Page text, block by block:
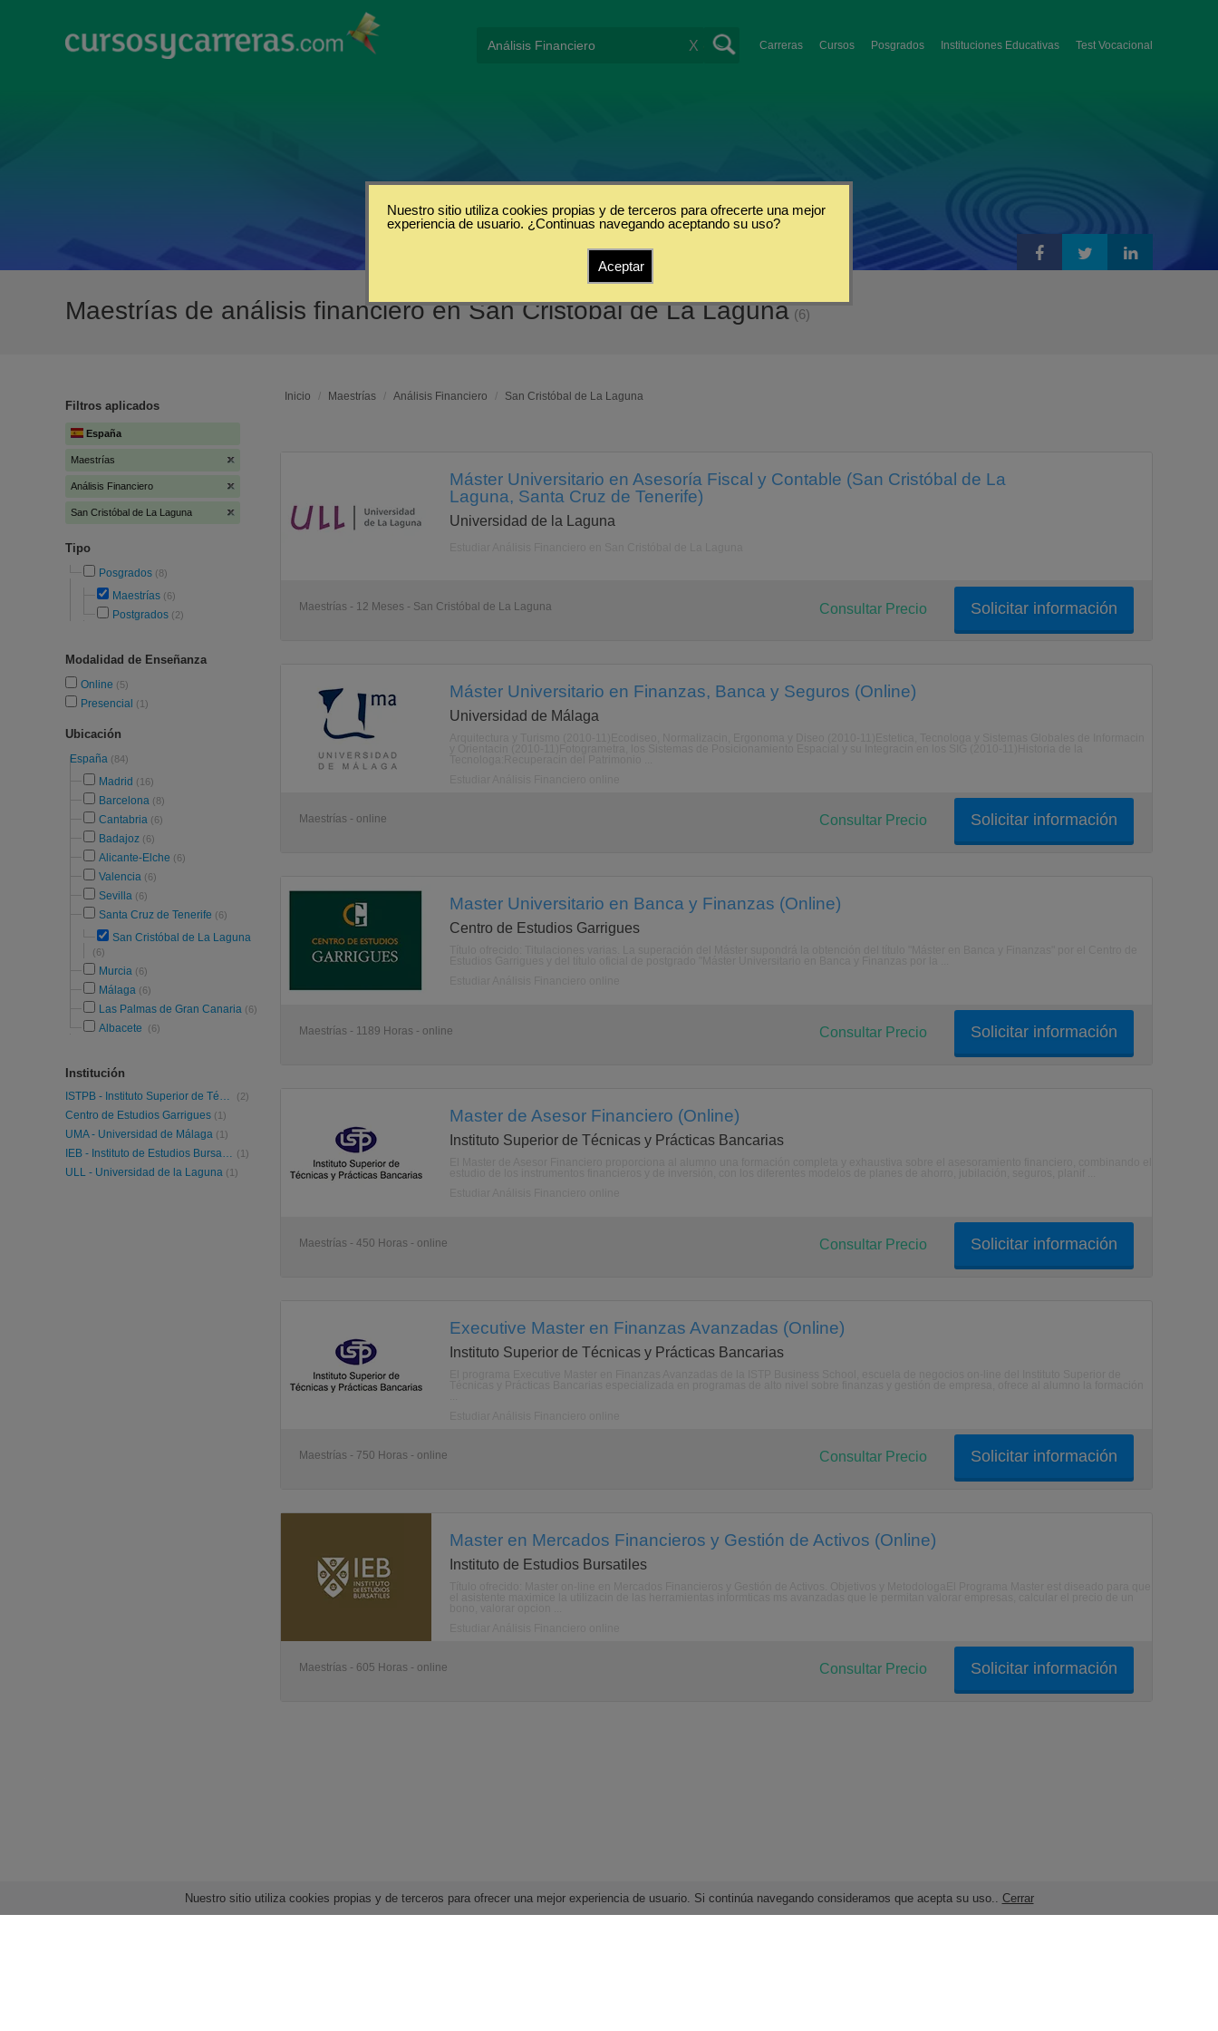
Nuestro sitio utiliza cookies propias y de terceros para ofrecer una mejor experiencia de usuario. Si continúa navegando consideramos que acepta su uso.. Cerrar
Carreras Cursos Posgrados Instituciones Educativas Test Vocacional
X
Maestrías de análisis financiero en San Cristóbal de La Laguna (6)
Filtros aplicados
España
Maestrías
Análisis Financiero
San Cristóbal de La Laguna
Tipo
Posgrados (8)
Maestrías (6)
Postgrados (2)
Modalidad de Enseñanza
Online (5)
Presencial (1)
Ubicación
España (84)
Madrid (16)
Barcelona (8)
Cantabria (6)
Badajoz (6)
Alicante-Elche (6)
Valencia (6)
Sevilla (6)
Santa Cruz de Tenerife (6)
San Cristóbal de La Laguna
(6)
Murcia (6)
Málaga (6)
Las Palmas de Gran Canaria (6)
Albacete (6)
Institución
ISTPB - Instituto Superior de Técnicas y Prácticas Bancarias (2)
Centro de Estudios Garrigues (1)
UMA - Universidad de Málaga (1)
IEB - Instituto de Estudios Bursatiles (1)
ULL - Universidad de la Laguna (1)
Inicio / Maestrías / Análisis Financiero / San Cristóbal de La Laguna
Máster Universitario en Asesoría Fiscal y Contable (San Cristóbal de La
Laguna, Santa Cruz de Tenerife)
Universidad de la Laguna
Maestrías - 12 Meses - San Cristóbal de La Laguna Solicitar información
Consultar Precio
Máster Universitario en Finanzas, Banca y Seguros (Online)
Universidad de Málaga
Maestrías - online Solicitar información
Consultar Precio
Master Universitario en Banca y Finanzas (Online)
Centro de Estudios Garrigues
Maestrías - 1189 Horas - online Solicitar información
Consultar Precio
Master de Asesor Financiero (Online)
Instituto Superior de Técnicas y Prácticas Bancarias
Maestrías - 450 Horas - online Solicitar información
Consultar Precio
Executive Master en Finanzas Avanzadas (Online)
Instituto Superior de Técnicas y Prácticas Bancarias
Maestrías - 750 Horas - online Solicitar información
Consultar Precio
Master en Mercados Financieros y Gestión de Activos (Online)
Instituto de Estudios Bursatiles
Maestrías - 605 Horas - online Solicitar información
Consultar Precio
Nuestro sitio utiliza cookies propias y de terceros para ofrecerte una mejor
experiencia de usuario. ¿Continuas navegando aceptando su uso?
Aceptar